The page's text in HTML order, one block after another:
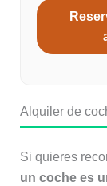
Alquiler de
Si quieres
un coche es